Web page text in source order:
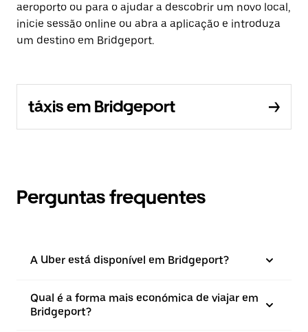
aeroporto ou para o ajudar a descobrir um novo local,
inicie sessão online ou abra a aplicação e introduza
um destino em Bridgeport.
táxis em Bridgeport
Perguntas frequentes
A Uber está disponível em Bridgeport?
Qual é a forma mais económica de viajar em
Bridgeport?